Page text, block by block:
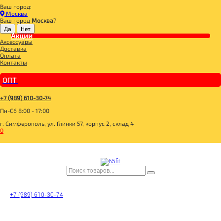
Ваш город:
Москва
Ваш город Москва?
Акции
Аксессуары
Доставка
Оплата
Контакты
ОПТ
+7 (989) 610-30-74
Пн-Сб 8:00 - 17:00
г. Симферополь, ул. Глинки 57, корпус 2, склад 4
0
+7 (989) 610-30-74
Главная
ДЛЯ ЗДОРОВОГО ПИТАНИЯ
СЛАДОСТИ И СНЕКИ
КОНФЕТЫ, МАРМЕЛАД
Изделия фигурные из шоколадной глазури Бабочки классические, SladMiks